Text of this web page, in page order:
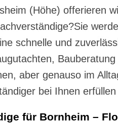
(Höhe) offerieren
schnelle und
aber genauso im
bei Ihnen
für Bornheim –